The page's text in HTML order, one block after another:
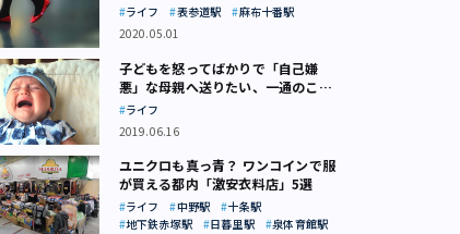
ライフ 表参道駅
麻布十番駅
2020.05.01
子どもを怒ってばかりで「自己嫌
悪」な母親へ送りたい、一通のここ
ろの処方箋
ライフ
2019.06.16
ユニクロも真っ青？ ワンコインで服
が買える都内「激安衣料店」5選
ライフ 中野駅
十条駅
地下鉄赤塚駅
日暮里駅
泉体育館駅